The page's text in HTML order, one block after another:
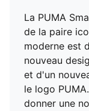
La PUMA
de la paire
moderne est
nouveau
et d'un
le logo
donner une